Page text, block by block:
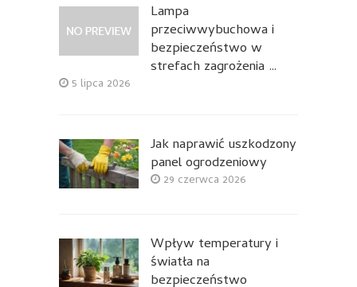
Lampa
przeciwwybuchowa i
bezpieczeństwo w
strefach zagrożenia …
5 lipca 2026
Jak naprawić uszkodzony
panel ogrodzeniowy
29 czerwca 2026
Wpływ temperatury i
światła na
bezpieczeństwo